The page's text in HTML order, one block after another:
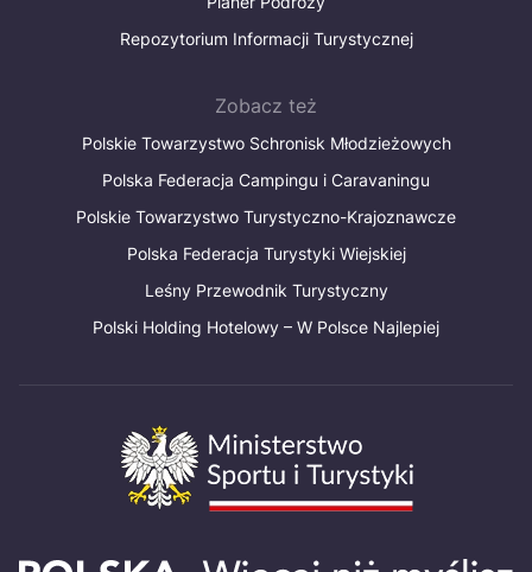
Repozytorium Informacji Turystycznej
Zobacz też
Polskie Towarzystwo Schronisk Młodzieżowych
Polska Federacja Campingu i Caravaningu
Polskie Towarzystwo Turystyczno-Krajoznawcze
Polska Federacja Turystyki Wiejskiej
Leśny Przewodnik Turystyczny
Polski Holding Hotelowy – W Polsce Najlepiej